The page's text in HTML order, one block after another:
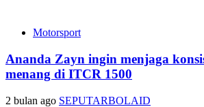
Motorsport
Ananda Zayn ingin menjaga
menang di ITCR 1500
2 bulan ago SEPUTARBOLAID